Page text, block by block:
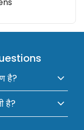
है?
है?